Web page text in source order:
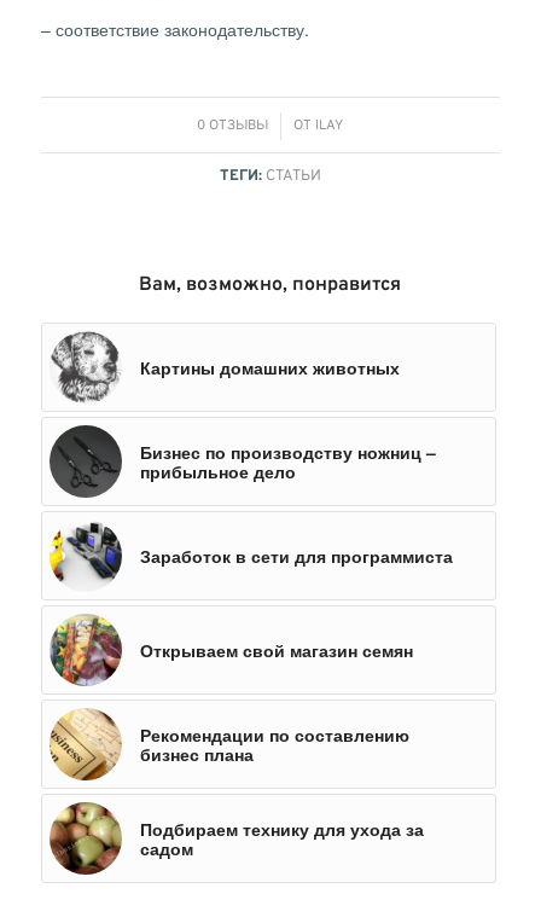
– соответствие законодательству.
0 ОТЗЫВЫ
/ ОТ ILAY
ТЕГИ: СТАТЬИ
Вам, возможно, понравится
Картины домашних животных
Бизнес по производству ножниц –
прибыльное дело
Заработок в сети для программиста
Открываем свой магазин семян
Рекомендации по составлению
бизнес плана
Подбираем технику для ухода за
садом